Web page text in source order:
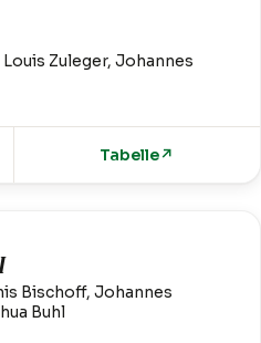
Zuleger, Johannes
Tabelle↗
Bischoff, Johannes
Buhl